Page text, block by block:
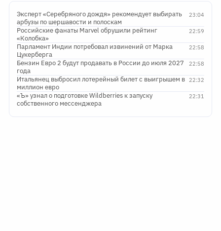
23:04
Эксперт «Серебряного дождя» рекомендует выбирать
арбузы по шершавости и полоскам
22:59
Российские фанаты Marvel обрушили рейтинг
«Колобка»
22:58
Парламент Индии потребовал извинений от Марка
Цукерберга
22:58
Бензин Евро 2 будут продавать в России до июля 2027
года
22:32
Итальянец выбросил лотерейный билет с выигрышем в
миллион евро
22:31
«Ъ» узнал о подготовке Wildberries к запуску
собственного мессенджера